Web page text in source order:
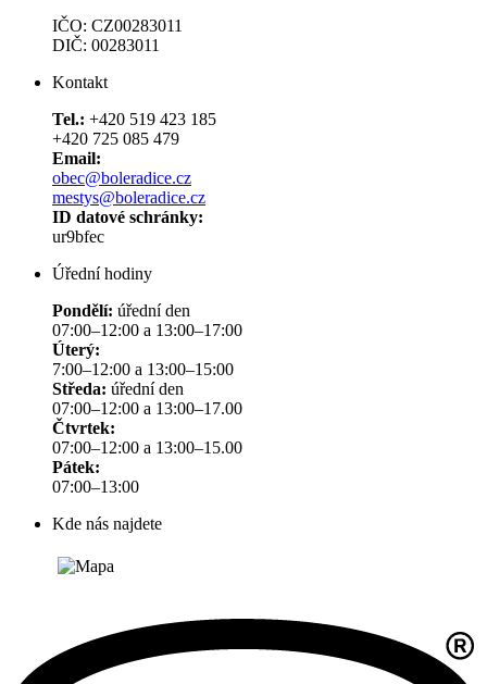
IČO: CZ00283011
DIČ: 00283011
Kontakt
Tel.: +420 519 423 185
+420 725 085 479
Email:
obec@boleradice.cz
mestys@boleradice.cz
ID datové schránky:
ur9bfec
Úřední hodiny
Pondělí: úřední den
07:00–12:00 a 13:00–17:00
Úterý:
7:00–12:00 a 13:00–15:00
Středa: úřední den
07:00–12:00 a 13:00–17.00
Čtvrtek:
07:00–12:00 a 13:00–15.00
Pátek:
07:00–13:00
Kde nás najdete